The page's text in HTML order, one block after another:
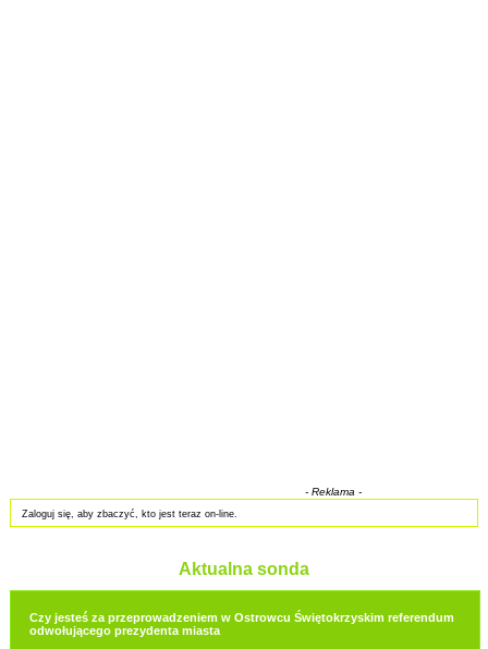
- Reklama -
Zaloguj się, aby zbaczyć, kto jest teraz on-line.
Aktualna sonda
Czy jesteś za przeprowadzeniem w Ostrowcu Świętokrzyskim referendum
odwołującego prezydenta miasta